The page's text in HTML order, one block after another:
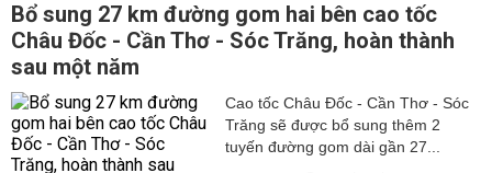
Bổ sung 27 km đường gom hai bên cao tốc
Châu Đốc - Cần Thơ - Sóc Trăng, hoàn thành
sau một năm
Cao tốc Châu Đốc - Cần Thơ - Sóc
Trăng sẽ được bổ sung thêm 2
tuyến đường gom dài gần 27...